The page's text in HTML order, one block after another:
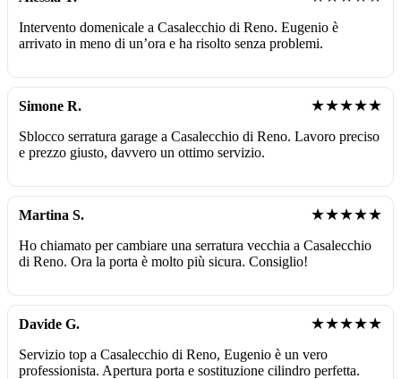
Intervento domenicale a Casalecchio di Reno. Eugenio è
arrivato in meno di un’ora e ha risolto senza problemi.
Simone R. ★★★★★
Sblocco serratura garage a Casalecchio di Reno. Lavoro preciso
e prezzo giusto, davvero un ottimo servizio.
Martina S. ★★★★★
Ho chiamato per cambiare una serratura vecchia a Casalecchio
di Reno. Ora la porta è molto più sicura. Consiglio!
Davide G. ★★★★★
Servizio top a Casalecchio di Reno, Eugenio è un vero
professionista. Apertura porta e sostituzione cilindro perfetta.